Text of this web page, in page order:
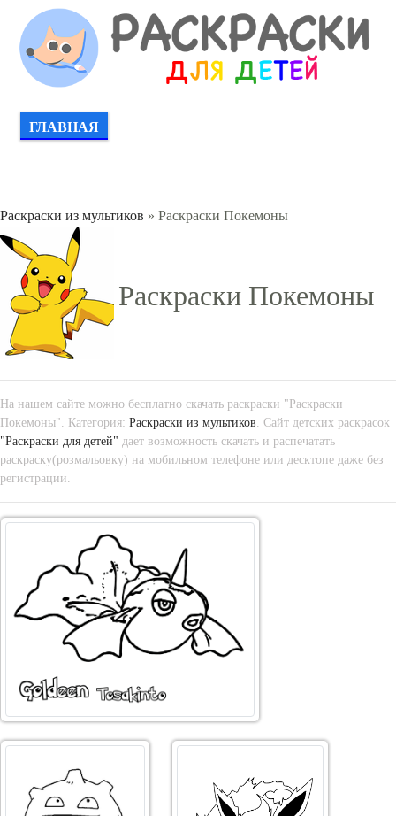
ГЛАВНАЯ
Раскраски из мультиков » Раскраски Покемоны
Раскраски Покемоны
На нашем сайте можно бесплатно скачать раскраски "Раскраски
Покемоны". Категория: Раскраски из мультиков. Сайт детских раскрасок
"Раскраски для детей" дает возможность скачать и распечатать
раскраску(розмальовку) на мобильном телефоне или десктопе даже без
регистрации.